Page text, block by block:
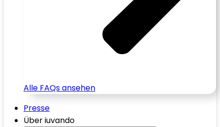
Alle FAQs ansehen
Presse
Über iuvando